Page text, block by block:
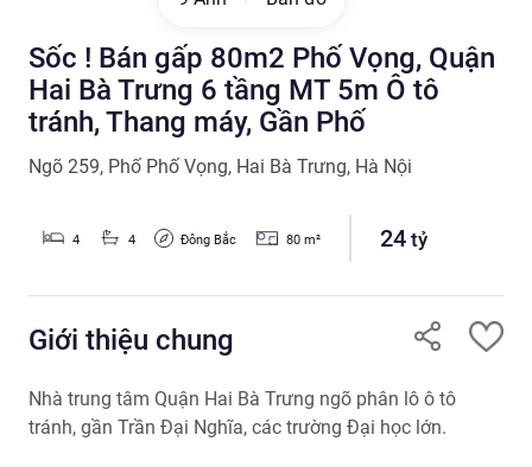
Sốc ! Bán gấp 80m2 Phố Vọng, Quận
Hai Bà Trưng 6 tầng MT 5m Ô tô
tránh, Thang máy, Gần Phố
Ngõ 259, Phố Phố Vọng, Hai Bà Trưng, Hà Nội
4 4 Đông Bắc 80m² 24tỷ
Giới thiệu chung
Nhà trung tâm Quận Hai Bà Trưng ngõ phân lô ô tô
tránh, gần Trần Đại Nghĩa, các trường Đại học lớn.